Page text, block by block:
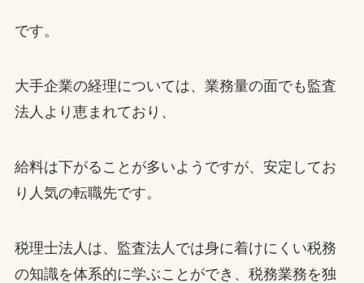
です。
大手企業の経理については、業務量の面でも監査
法人より恵まれており、
給料は下がることが多いようですが、安定してお
り人気の転職先です。
税理士法人は、監査法人では身に着けにくい税務
の知識を体系的に学ぶことができ、税務業務を独